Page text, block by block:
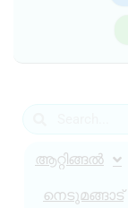
ആറ്റിങ്ങൽ
നെടുമങ്ങാട്